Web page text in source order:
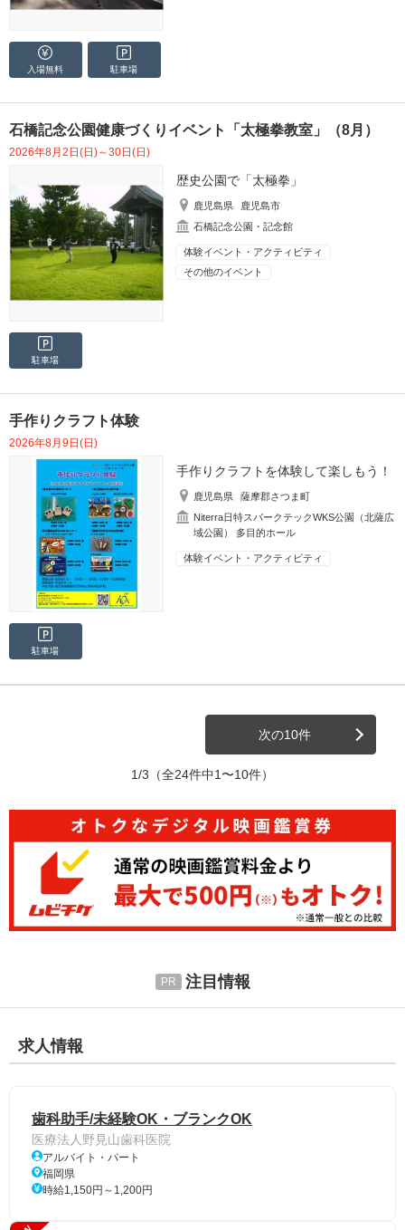
入場無料 駐車場
石橋記念公園健康づくりイベント「太極拳教室」（8月）
2026年8月2日(日)～30日(日)
歴史公園で「太極拳」
鹿児島県
鹿児島市
石橋記念公園・記念館
体験イベント・アクティビティ
その他のイベント
駐車場
手作りクラフト体験
2026年8月9日(日)
手作りクラフトを体験して楽しもう！
鹿児島県
薩摩郡さつま町
Niterra日特スパークテックWKS公園（北薩広
域公園） 多目的ホール
体験イベント・アクティビティ
駐車場
次の10件
1/3 （全24件中1〜10件）
注目情報
求人情報
歯科助手/未経験OK・ブランクOK
医療法人野見山歯科医院
アルバイト・パート
福岡県
時給1,150円～1,200円